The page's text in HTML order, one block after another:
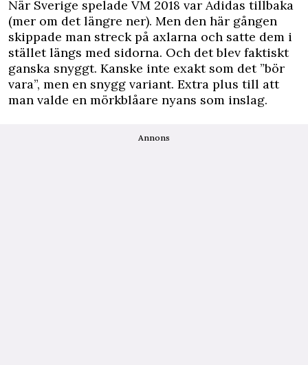
När Sverige spelade VM 2018 var Adidas tillbaka
(mer om det längre ner). Men den här gången
skippade man streck på axlarna och satte dem i
stället längs med sidorna. Och det blev faktiskt
ganska snyggt. Kanske inte exakt som det ”bör
vara”, men en snygg variant. Extra plus till att
man valde en mörkblåare nyans som inslag.
Annons